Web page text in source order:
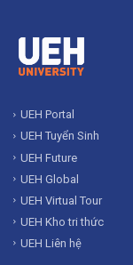
UEH Portal
UEH Tuyển Sinh
UEH Future
UEH Global
UEH Virtual Tour
UEH Kho tri thức
UEH Liên hệ